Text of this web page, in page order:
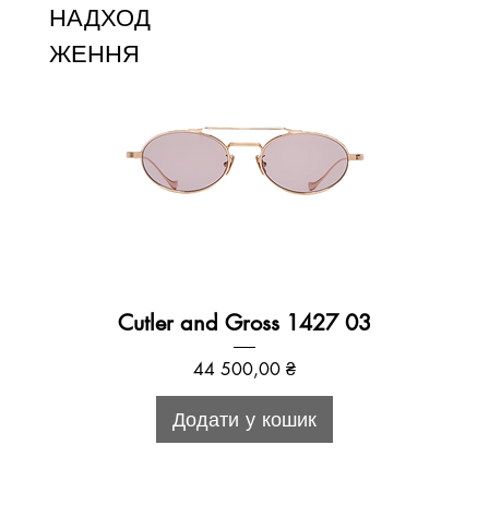
Cutler and Gross 1427 03
Ціна
44 500,00 ₴
Додати у кошик
НАДХОД
ЖЕННЯ